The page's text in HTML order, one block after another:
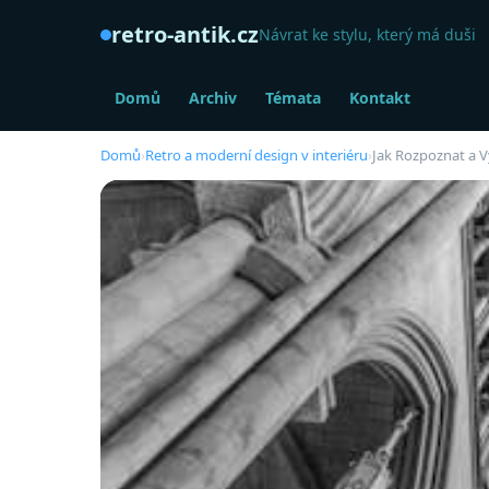
retro-antik.czNávrat ke stylu, který má duši
Domů Archiv Témata Kontakt
Domů›Retro a moderní design v interiéru›Jak Rozpoznat a